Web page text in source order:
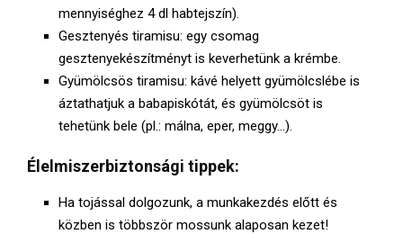
mennyiséghez 4 dl habtejszín).
Gesztenyés tiramisu: egy csomag
gesztenyekészítményt is keverhetünk a krémbe.
Gyümölcsös tiramisu: kávé helyett gyümölcslébe is
áztathatjuk a babapiskótát, és gyümölcsöt is
tehetünk bele (pl.: málna, eper, meggy…).
Élelmiszerbiztonsági tippek:
Ha tojással dolgozunk, a munkakezdés előtt és
közben is többször mossunk alaposan kezet!